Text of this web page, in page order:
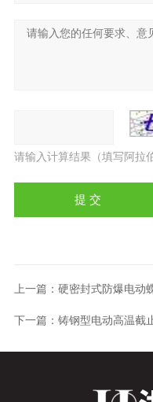
请输入计算结果（填写阿拉
上一篇： 硬密封式防爆电动
下一篇： 铸钢型电动高温截